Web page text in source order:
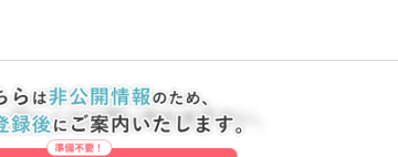
詳しくはお問い合わせ下さい。